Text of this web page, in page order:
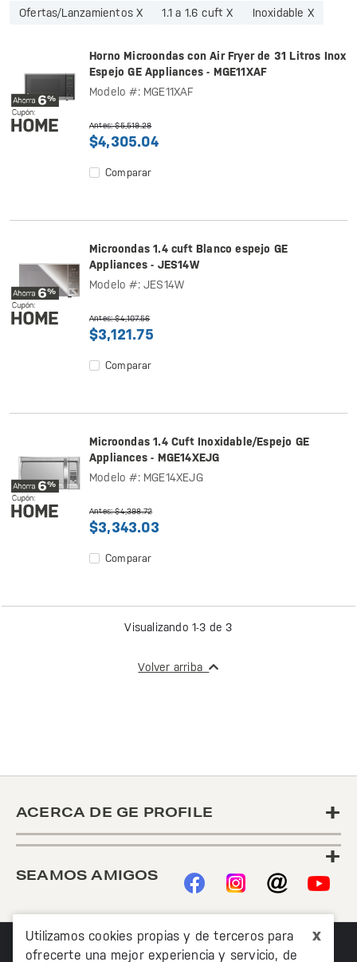
x
Utilizamos cookies propias y de terceros para
ofrecerte una mejor experiencia y servicio, de
Ofertas/Lanzamientos X 1.1 a 1.6 cuft X Inoxidable X
Horno Microondas con Air Fryer de 31 Litros Inox
Espejo GE Appliances - MGE11XAF
Modelo #: MGE11XAF
Antes: $5,519.28
$4,305.04
Comparar
Microondas 1.4 cuft Blanco espejo GE
Appliances - JES14W
Modelo #: JES14W
Antes: $4,107.56
$3,121.75
Comparar
Microondas 1.4 Cuft Inoxidable/Espejo GE
Appliances - MGE14XEJG
Modelo #: MGE14XEJG
Antes: $4,398.72
$3,343.03
Comparar
Visualizando 1-3 de 3
Volver arriba
ACERCA DE GE PROFILE
+
+
SEAMOS AMIGOS